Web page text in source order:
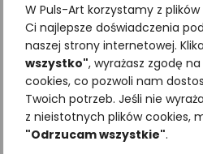
W Puls-Art korzystamy z
Ci najlepsze doświadczenia
naszej strony internetowej.
wszystko", wyrażasz zgodę
cookies, co pozwoli nam
Twoich potrzeb. Jeśli nie
z nieistotnych plików cookies,
"Odrzucam wszystkie".